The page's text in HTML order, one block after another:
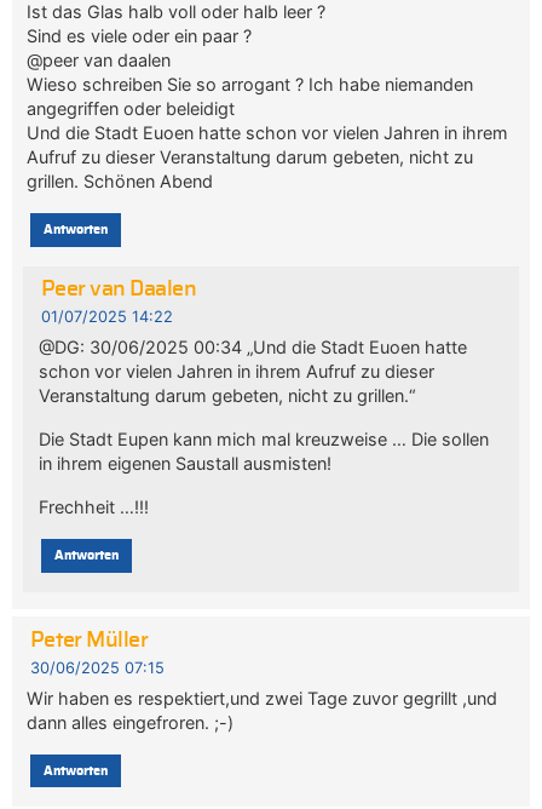
Ist das Glas halb voll oder halb leer ?
Sind es viele oder ein paar ?
@peer van daalen
Wieso schreiben Sie so arrogant ? Ich habe niemanden
angegriffen oder beleidigt
Und die Stadt Euoen hatte schon vor vielen Jahren in ihrem
Aufruf zu dieser Veranstaltung darum gebeten, nicht zu
grillen. Schönen Abend
Antworten
Peer van Daalen
01/07/2025 14:22
@DG: 30/06/2025 00:34 „Und die Stadt Euoen hatte
schon vor vielen Jahren in ihrem Aufruf zu dieser
Veranstaltung darum gebeten, nicht zu grillen.“
Die Stadt Eupen kann mich mal kreuzweise … Die sollen
in ihrem eigenen Saustall ausmisten!
Frechheit …!!!
Antworten
Peter Müller
30/06/2025 07:15
Wir haben es respektiert,und zwei Tage zuvor gegrillt ,und
dann alles eingefroren. ;-)
Antworten